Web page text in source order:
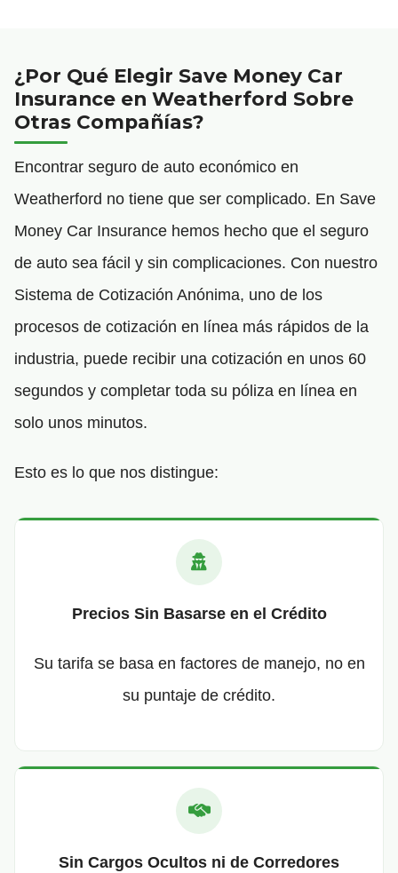
¿Por Qué Elegir Save Money Car
Insurance en Weatherford Sobre
Otras Compañías?
Encontrar seguro de auto económico en
Weatherford no tiene que ser complicado. En Save
Money Car Insurance hemos hecho que el seguro
de auto sea fácil y sin complicaciones. Con nuestro
Sistema de Cotización Anónima, uno de los
procesos de cotización en línea más rápidos de la
industria, puede recibir una cotización en unos 60
segundos y completar toda su póliza en línea en
solo unos minutos.
Esto es lo que nos distingue:
Precios Sin Basarse en el Crédito
Su tarifa se basa en factores de manejo, no en
su puntaje de crédito.
Sin Cargos Ocultos ni de Corredores